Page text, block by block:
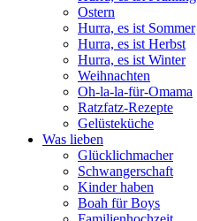
Ostern
Hurra, es ist Sommer
Hurra, es ist Herbst
Hurra, es ist Winter
Weihnachten
Oh-la-la-für-Omama
Ratzfatz-Rezepte
Gelüsteküche
Was lieben
Glücklichmacher
Schwangerschaft
Kinder haben
Boah für Boys